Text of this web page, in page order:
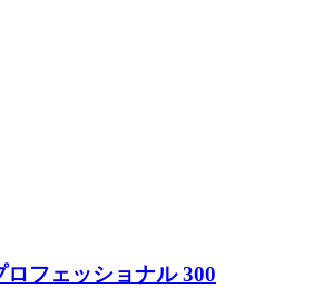
フェッショナル 300